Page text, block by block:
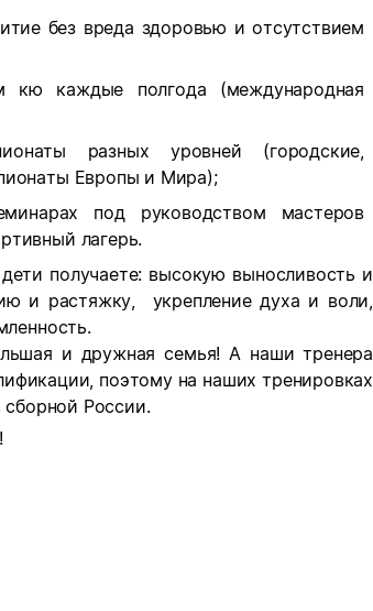
без вреда здоровью и отсутствием
кю каждые полгода (международная
разных уровней (городские,
Европы и Мира);
под руководством мастеров
лагерь.
получаете: высокую выносливость и
и растяжку, укрепление духа и воли,
и дружная семья! А наши тренера
поэтому на наших тренировках
России.